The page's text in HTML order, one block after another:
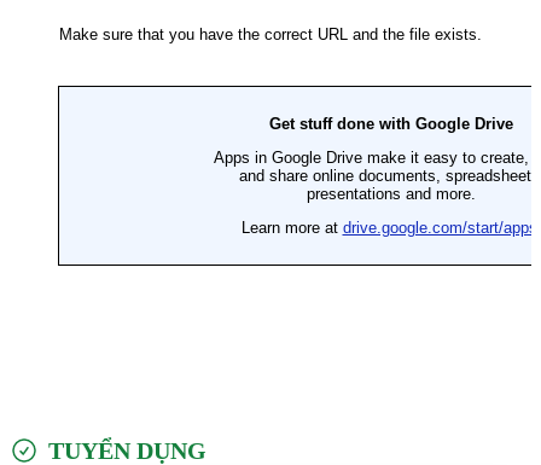
TUYỂN DỤNG